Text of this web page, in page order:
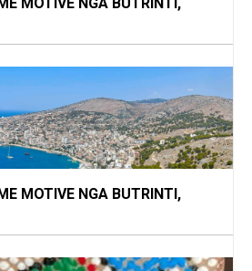
MOTIVE NGA BUTRINTI,